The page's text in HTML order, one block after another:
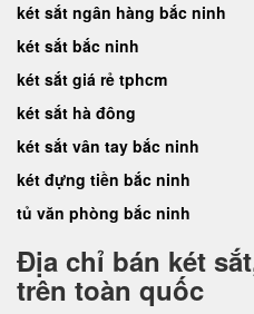
két sắt ngân hàng bắc ninh
két sắt bắc ninh
két sắt giá rẻ tphcm
két sắt hà đông
két sắt vân tay bắc ninh
két đựng tiền bắc ninh
tủ văn phòng bắc ninh
Địa chỉ bán két
trên toàn quốc